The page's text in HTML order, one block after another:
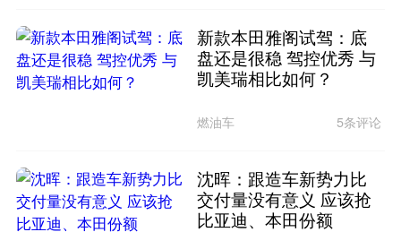
新款本田雅阁试驾：底
盘还是很稳 驾控优秀 与
凯美瑞相比如何？
燃油车 5条评论
沈晖：跟造车新势力比
交付量没有意义 应该抢
比亚迪、本田份额